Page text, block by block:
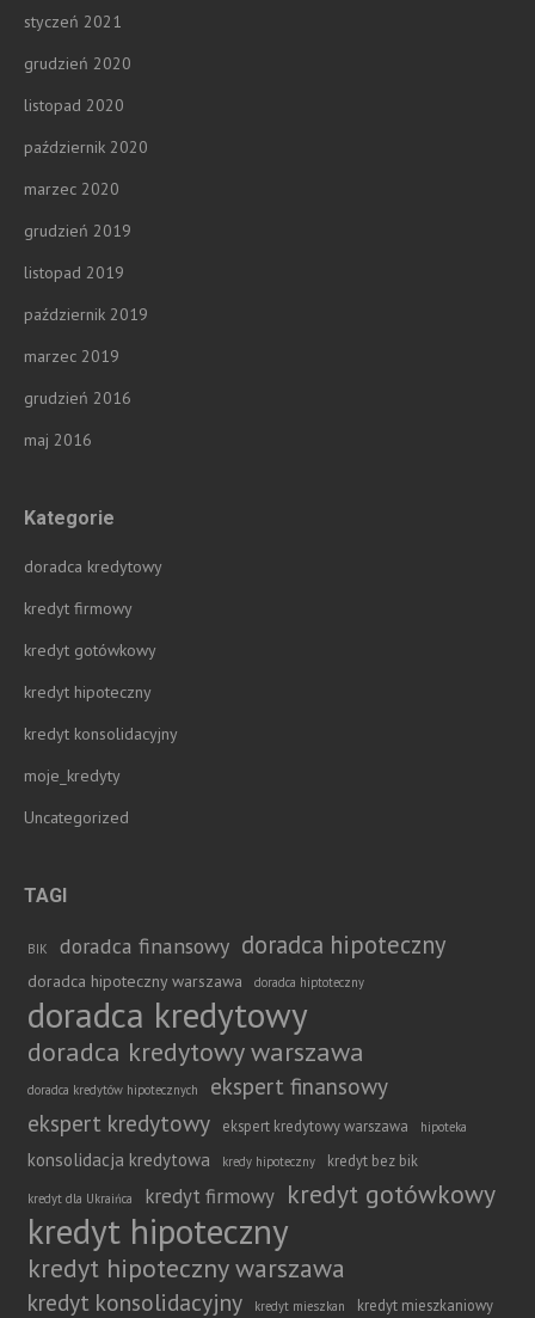
styczeń 2021
grudzień 2020
listopad 2020
październik 2020
marzec 2020
grudzień 2019
listopad 2019
październik 2019
marzec 2019
grudzień 2016
maj 2016
Kategorie
doradca kredytowy
kredyt firmowy
kredyt gotówkowy
kredyt hipoteczny
kredyt konsolidacyjny
moje_kredyty
Uncategorized
TAGI
BIK doradca finansowy doradca hipoteczny
doradca hipoteczny warszawa doradca hiptoteczny
doradca kredytowy
doradca kredytowy warszawa
doradca kredytów hipotecznych
ekspert finansowy
ekspert kredytowy
ekspert kredytowy warszawa hipoteka
konsolidacja kredytowa kredy hipoteczny kredyt bez bik
kredyt dla Ukraińca kredyt firmowy kredyt gotówkowy
kredyt hipoteczny
kredyt hipoteczny warszawa
kredyt konsolidacyjny kredyt mieszkan kredyt mieszkaniowy